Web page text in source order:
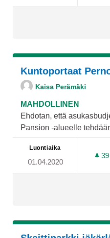
Kuntoportaat
Kaisa Perämäki
MAHDOLLINEN
Ehdotan, että
Pansion -alueelle
Luontiaika
01.04.2020
39